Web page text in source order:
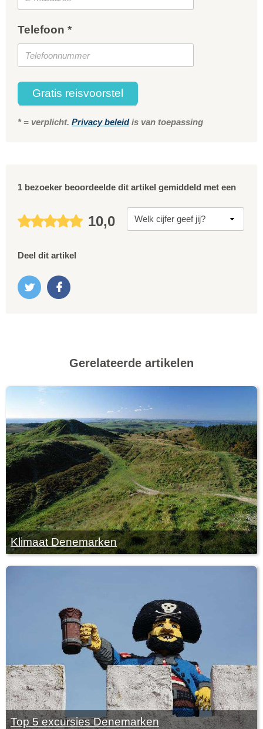
Telefoon *
Gratis reisvoorstel
* = verplicht. Privacy beleidis van toepassing
1 bezoeker beoordeelde dit artikel gemiddeld met een
10,0
Deel dit artikel
Gerelateerde artikelen
Klimaat Denemarken
Top 5 excursies Denemarken